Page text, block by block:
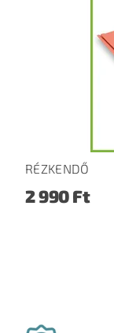
RÉZKENDŐ
2 990 Ft